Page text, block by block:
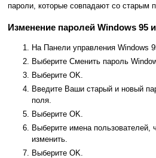
пароли, которые совпадают со старым
Изменение паролей Windows 95
На Панели управления Windows
Выберите Сменить пароль
Выберите OK.
Введите Ваши старый и новый
поля.
Выберите OK.
Выберите имена пользователей,
изменить.
Выберите OK.